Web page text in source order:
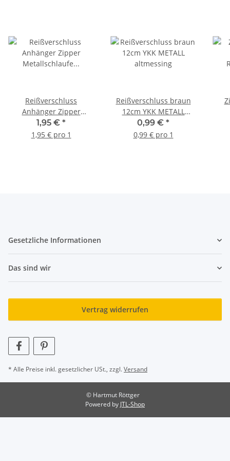
Reißverschluss
Anhänger Zipper
Metallschlaufe Bärchen
1,95 € *
1,95 € pro 1
Reißverschluss braun
12cm YKK METALL
altmessing
0,99 € *
0,99 € pro 1
Gesetzliche Informationen
Das sind wir
Vertrag widerrufen
* Alle Preise inkl. gesetzlicher USt., zzgl.Versand
© Hartmut Röttger
Powered by JTL-Shop